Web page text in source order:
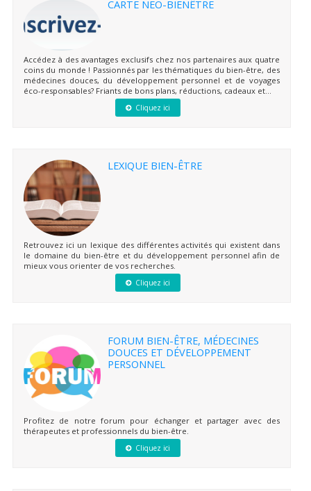
CARTE NEO-BIENÊTRE
Accédez à des avantages exclusifs chez nos partenaires aux quatre
coins du monde ! Passionnés par les thématiques du bien-être, des
médecines douces, du développement personnel et de voyages
éco-responsables? Friants de bons plans, réductions, cadeaux et...
Cliquez ici
LEXIQUE BIEN-ÊTRE
Retrouvez ici un lexique des différentes activités qui existent dans
le domaine du bien-être et du développement personnel afin de
mieux vous orienter de vos recherches.
Cliquez ici
FORUM BIEN-ÊTRE, MÉDECINES
DOUCES ET DÉVELOPPEMENT
PERSONNEL
Profitez de notre forum pour échanger et partager avec des
thérapeutes et professionnels du bien-être.
Cliquez ici